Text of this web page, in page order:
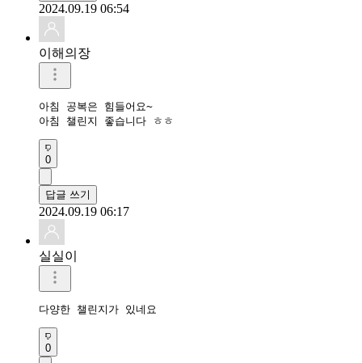
2024.09.19 06:54
이해의장
아침 공복은 힘들어요~
아침 챌린지 좋습니다 ㅎㅎ
0
답글 쓰기
2024.09.19 06:17
실실이
다양한 챌린지가 있네요
0